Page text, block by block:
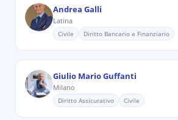
Andrea Galli
Latina
Civile Diritto Bancario e Finanziario
Giulio Mario Guffanti
Milano
Diritto Assicurativo Civile